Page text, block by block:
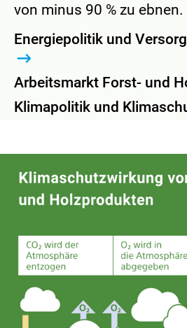
von minus 90 % zu ebnen.
Energiepolitik und
Arbeitsmarkt Forst- und
Klimapolitik und